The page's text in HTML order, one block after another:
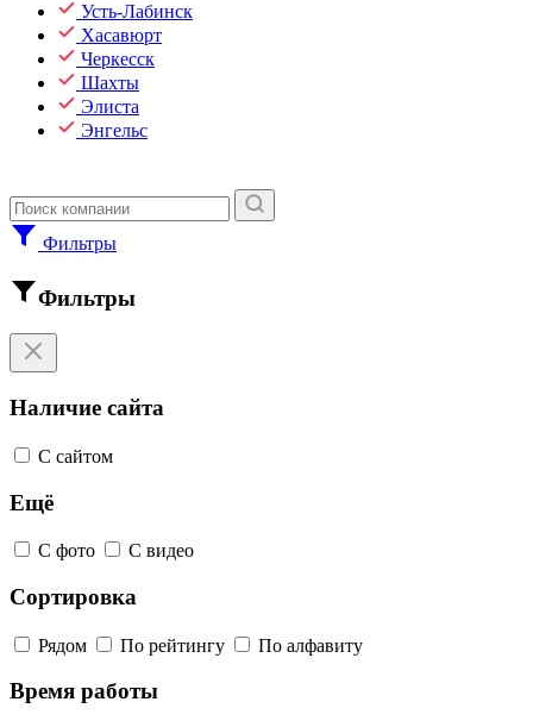
Усть-Лабинск
Хасавюрт
Черкесск
Шахты
Элиста
Энгельс
Фильтры
Фильтры
Наличие сайта
С сайтом
Ещё
С фото С видео
Сортировка
Рядом По рейтингу По алфавиту
Время работы